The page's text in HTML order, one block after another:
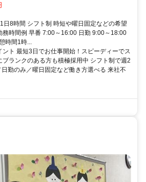
日8時間 シフト制 時短や曜日固定などの希望
務時間例 早番 7:00～16:00 日勤 9:00～18:00
時間1時...
ト 最短3日でお仕事開始！スピーディーでス
ブランクのある方も積極採用中 シフト制で週2
勤のみ／曜日固定など働き方選べる 来社不